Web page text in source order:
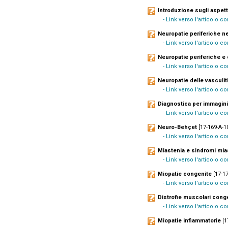
Introduzione sugli
- Link verso l'articolo
Neuropatie periferiche
- Link verso l'articolo
Neuropatie periferiche e
- Link verso l'articolo
Neuropatie delle vasculiti
- Link verso l'articolo
Diagnostica per
- Link verso l'articolo
Neuro-Behçet [17-169-
- Link verso l'articolo
Miastenia e sindromi
- Link verso l'articolo
Miopatie congenite [17-
- Link verso l'articolo
Distrofie muscolari
- Link verso l'articolo
Miopatie infiammatorie